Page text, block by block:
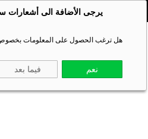
فيما بعد نعم
🎁 خصم خاص **10%** على طلبك الأول!
14 Lacivert-Bej Renkli Leopar Desen